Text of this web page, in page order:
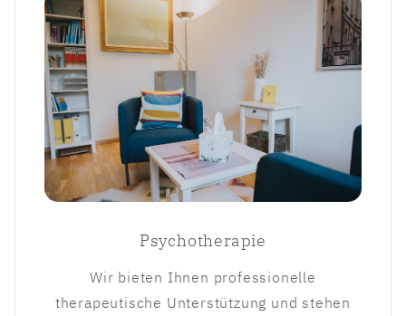
Psychotherapie
Wir bieten Ihnen professionelle
therapeutische Unterstützung und stehen